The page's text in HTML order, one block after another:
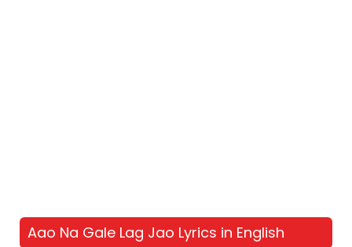
Aao Na Gale Lag Jao Lyrics in English